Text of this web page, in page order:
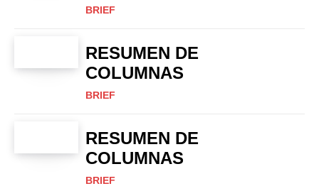
BRIEF
RESUMEN DE
COLUMNAS
BRIEF
RESUMEN DE
COLUMNAS
BRIEF